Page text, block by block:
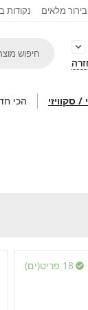
בירור מלאים נקודות

/ סקוויזי הכי
18 פריט(ים) 